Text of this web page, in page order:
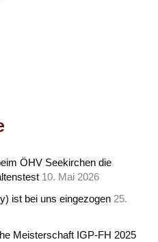
ÖHV Seekirchen die
10. Mai 2026
ist bei uns eingezogen 25.
Meisterschaft IGP-FH 2025